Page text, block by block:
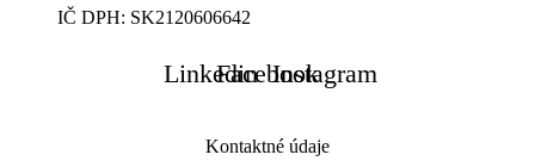
IČ DPH: SK2120606642
LinkedinFacebookInstagram
Kontaktné údaje